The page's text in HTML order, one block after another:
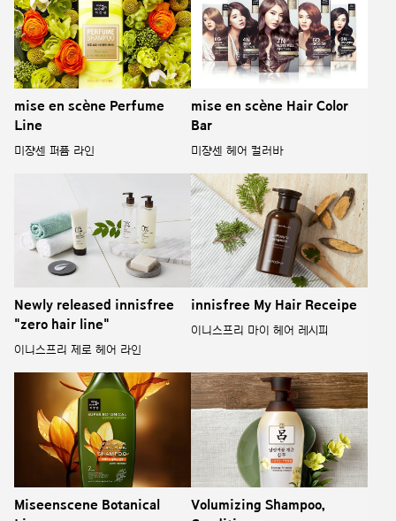
mise en scène Perfume
Line
미쟝센 퍼퓸 라인
mise en scène Hair Color
Bar
미쟝센 헤어 컬러바
Newly released innisfree
"zero hair line"
이니스프리 제로 헤어 라인
innisfree My Hair Receipe
이니스프리 마이 헤어 레시피
Miseenscene Botanical
Volumizing Shampoo,